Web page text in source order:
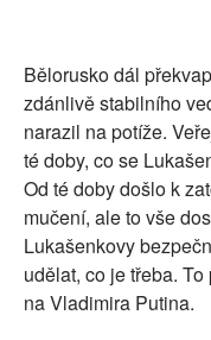
Bělorusko dál
zdánlivě stabilního
narazil na potíže.
té doby, co se
Od té doby došlo k
mučení, ale to vše
Lukašenkovy
udělat, co je třeba.
na Vladimira Putina.